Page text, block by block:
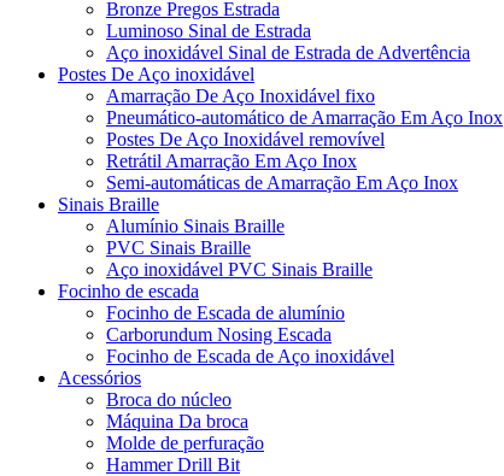
Bronze Pregos Estrada
Luminoso Sinal de Estrada
Aço inoxidável Sinal de Estrada de Advertência
Postes De Aço inoxidável
Amarração De Aço Inoxidável fixo
Pneumático-automático de Amarração Em Aço Inox
Postes De Aço Inoxidável removível
Retrátil Amarração Em Aço Inox
Semi-automáticas de Amarração Em Aço Inox
Sinais Braille
Alumínio Sinais Braille
PVC Sinais Braille
Aço inoxidável PVC Sinais Braille
Focinho de escada
Focinho de Escada de alumínio
Carborundum Nosing Escada
Focinho de Escada de Aço inoxidável
Acessórios
Broca do núcleo
Máquina Da broca
Molde de perfuração
Hammer Drill Bit